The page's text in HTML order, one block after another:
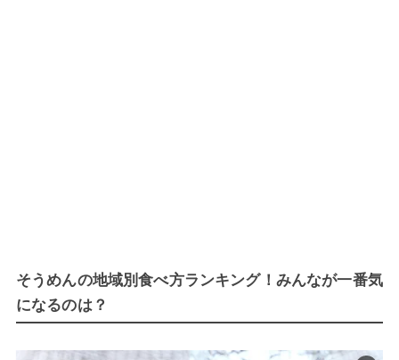
そうめんの地域別食べ方ランキング！みんなが一番気
になるのは？